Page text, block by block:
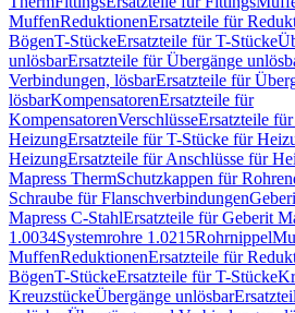
MuffenReduktionenErsatzteile für
BögenT-StückeErsatzteile für T-Stücke
unlösbarErsatzteile für Übergänge
Verbindungen, lösbarErsatzteile für
lösbarKompensatorenErsatzteile für
KompensatorenVerschlüsseErsatzteile
HeizungErsatzteile für T-Stücke für
HeizungErsatzteile für Anschlüsse für
Mapress ThermSchutzkappen für
Schraube für Flanschverbindungen
Mapress C-StahlErsatzteile für Geberit
1.0034Systemrohre 1.0215Rohrnippel
MuffenReduktionenErsatzteile für
BögenT-StückeErsatzteile für T-Stücke
KreuzstückeÜbergänge unlösbar